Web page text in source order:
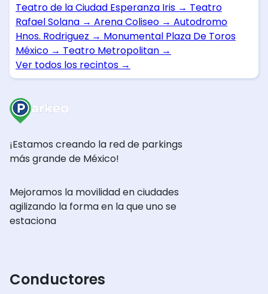
Teatro de la Ciudad Esperanza Iris → Teatro
Rafael Solana → Arena Coliseo → Autodromo
Hnos. Rodriguez → Monumental Plaza De Toros
México → Teatro Metropolitan →
Ver todos los recintos →
¡Estamos creando la red de parkings
más grande de México!
Mejoramos la movilidad en ciudades
agilizando la forma en la que uno se
estaciona
Conductores